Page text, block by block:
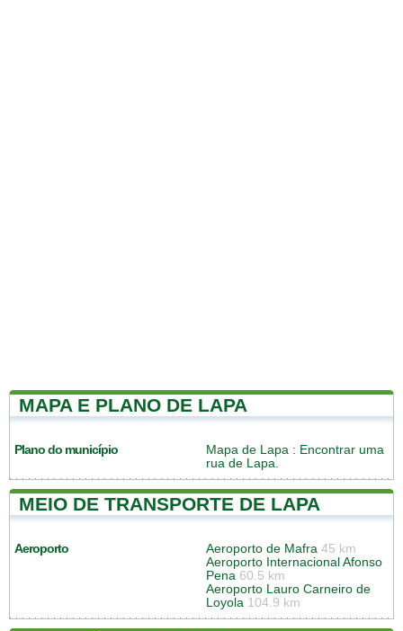
MAPA E PLANO DE LAPA
Plano do município Mapa de Lapa : Encontrar uma
rua de Lapa.
MEIO DE TRANSPORTE DE LAPA
Aeroporto Aeroporto de Mafra 45 km
Aeroporto Internacional Afonso
Pena 60.5 km
Aeroporto Lauro Carneiro de
Loyola 104.9 km